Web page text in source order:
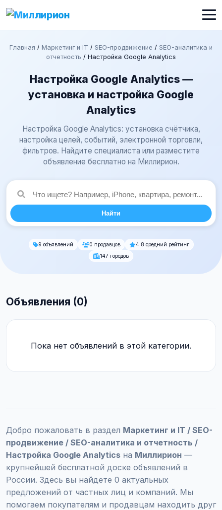
Главная / Маркетинг и IT / SEO-продвижение / SEO-аналитика и
отчетность / Настройка Google Analytics
Настройка Google Analytics —
установка и настройка Google
Analytics
Настройка Google Analytics: установка счётчика,
настройка целей, событий, электронной торговли,
фильтров. Найдите специалиста или разместите
объявление бесплатно на Миллирион.
Найти
9 объявлений 0 продавцов
4.8 средний рейтинг
147 городов
Объявления (0)
Пока нет объявлений в этой категории.
Добро пожаловать в раздел Маркетинг и IT / SEO-
продвижение / SEO-аналитика и отчетность /
Настройка Google Analytics на Миллирион —
крупнейшей бесплатной доске объявлений в
России. Здесь вы найдете 0 актуальных
предложений от частных лиц и компаний. Мы
помогаем покупателям и продавцам находить друг